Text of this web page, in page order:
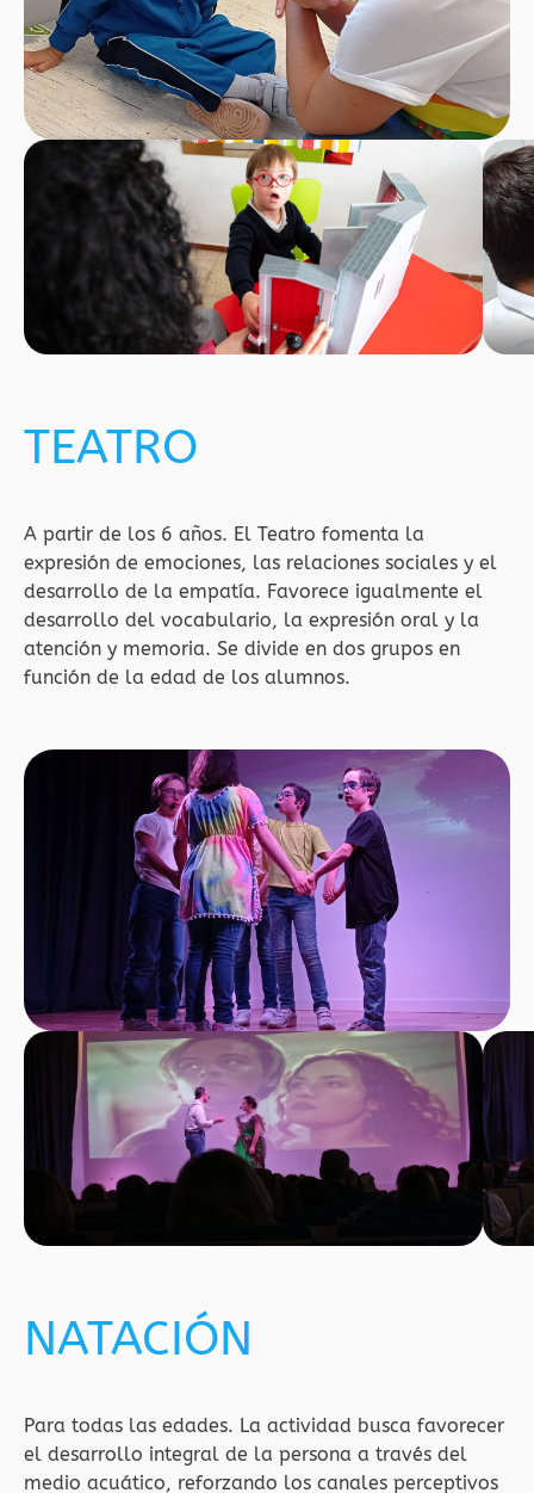
TEATRO
A partir de los 6 años. El Teatro fomenta la
expresión de emociones, las relaciones sociales y el
desarrollo de la empatía. Favorece igualmente el
desarrollo del vocabulario, la expresión oral y la
atención y memoria. Se divide en dos grupos en
función de la edad de los alumnos.
NATACIÓN
Para todas las edades. La actividad busca favorecer
el desarrollo integral de la persona a través del
medio acuático, reforzando los canales perceptivos